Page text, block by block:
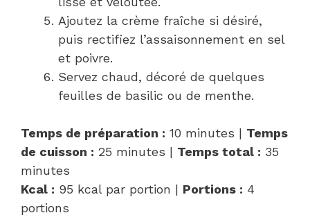
Ajoutez la crème fraîche si désiré,
puis rectifiez l’assaisonnement en sel
et poivre.
Servez chaud, décoré de quelques
feuilles de basilic ou de menthe.
Temps de préparation : 10 minutes | Temps
de cuisson : 25 minutes | Temps total : 35
minutes
Kcal : 95 kcal par portion | Portions : 4
portions